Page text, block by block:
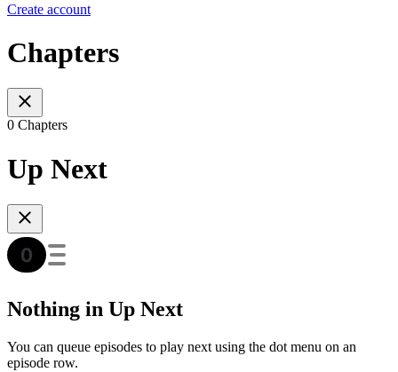
Create account
Chapters
0 Chapters
Up Next
Nothing in Up Next
You can queue episodes to play next using the dot menu on an
episode row.